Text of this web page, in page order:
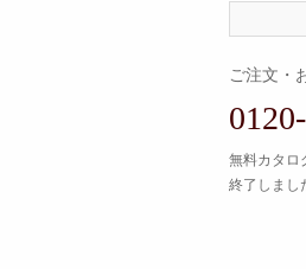
ご注文・
無料カタロ
終了しまし